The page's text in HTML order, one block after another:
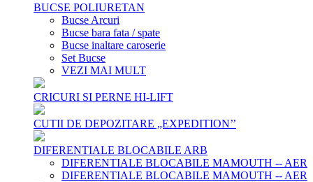
BUCSE POLIURETAN
Bucse Arcuri
Bucse bara fata / spate
Bucse inaltare caroserie
Set Bucse
VEZI MAI MULT
CRICURI SI PERNE HI-LIFT
CUTII DE DEPOZITARE „EXPEDITION’’
DIFERENTIALE BLOCABILE ARB
DIFERENTIALE BLOCABILE MAMOUTH -- AER
DIFERENTIALE BLOCABILE MAMOUTH -- AER